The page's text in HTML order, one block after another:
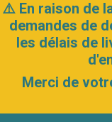
⚠️ En raison de
demandes de
les délais de
Merci de